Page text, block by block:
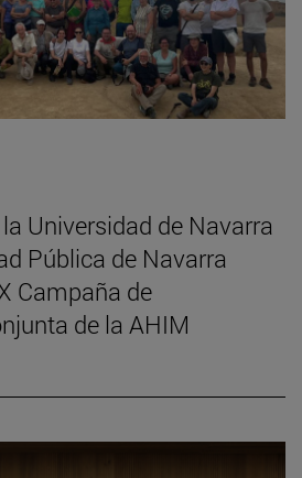
Universidad de Navarra
Pública de Navarra
Campaña de
de la AHIM